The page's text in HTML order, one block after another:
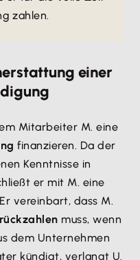
zahlen.
einer
Mitarbeiter M. eine
finanzieren. Da der
Kenntnisse in
er mit M. eine
vereinbart, dass M.
muss, wenn
dem Unternehmen
kündigt, verlangt U.